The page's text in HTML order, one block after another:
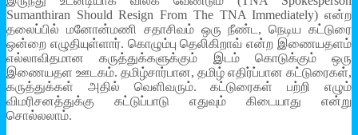
Sumanthiran Should Resign From The TNA Immediately) என்ற
தலைப்பில் மனோன்மணி சதாசிவம் ஒரு நீண்ட, நெடிய கட்டுரை
ஒன்றை எழுதியுள்ளார். கொழும்பு தெலிகிறாவ் என்ற இணையதளம்
எல்லாவிதமான கருத்துக்களுக்கும் இடம் கொடுக்கும் ஒரு
இணையதள ஊடகம். தமிழ்சார்பான, தமிழ் எதிர்ப்பான கட்டுரைகள்,
கருத்துக்கள் அதில் வெளிவரும். கட்டுரைகள் பற்றி எழும்
விமரிசனத்துக்கு கட்டுப்பாடு எதுவும் கிடையாது என்று
சொல்லலாம்.